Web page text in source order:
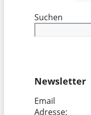
Suchen
Newsletter
Email
Adresse: